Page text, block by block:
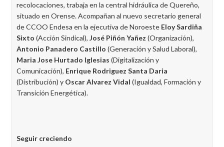
recolocaciones, trabaja en la central hidráulica de Quereño,
situado en Orense. Acompañan al nuevo secretario general
de CCOO Endesa en la ejecutiva de Noroeste Eloy Sardiña
Sixto (Acción Sindical), José Piñón Yañez (Organización),
Antonio Panadero Castillo (Generación y Salud Laboral),
Maria Jose Hurtado Iglesias (Digitalización y
Comunicación), Enrique Rodriguez Santa Daria
(Distribución) y Oscar Alvarez Vidal (Igualdad, Formación y
Transición Energética).
Seguir creciendo